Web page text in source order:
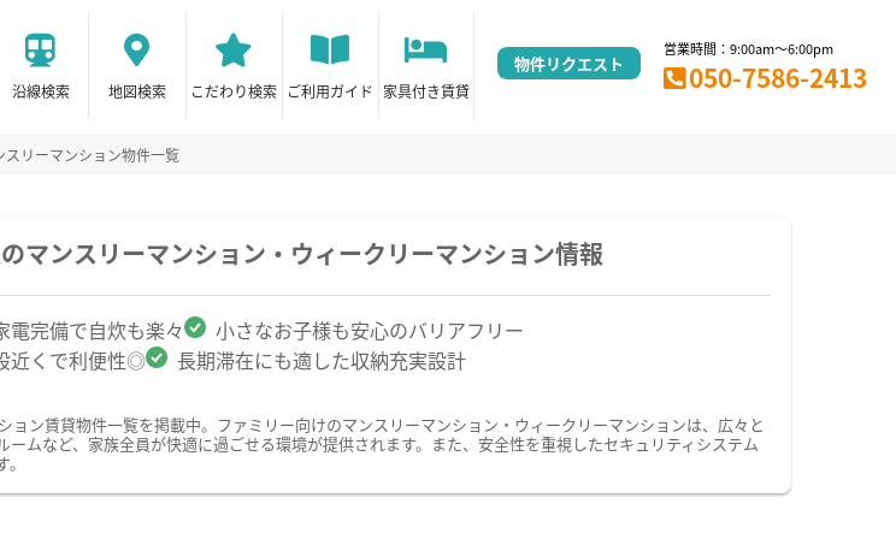
沿線検索 地図検索 こだわり検索 ご利用ガイド 家具付き賃貸
物件リクエスト
営業時間：9:00am～6:00pm
050-7586-2413
リーマンション物件一覧
マンスリーマンション・ウィークリーマンション情報
電完備で自炊も楽々
小さなお子様も安心のバリアフリー
近くで利便性◎ 長期滞在にも適した収納充実設計
ン賃貸物件一覧を掲載中。ファミリー向けのマンスリーマンション・ウィークリーマンションは、広々と
ムなど、家族全員が快適に過ごせる環境が提供されます。また、安全性を重視したセキュリティシステム